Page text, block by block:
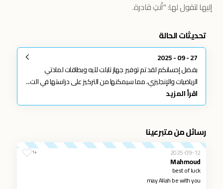
إليها لتقول لها: "أنتِ قادرة.
تحديثات الحالة
27 - 09 - 2025
بفضل إحسانكم لقد تم توفير جهاز تابلت لآيه وبطاقات لمادتي
الرياضيات والإنجليزي، مما سيمكنها من التركيز على دراستها في الت...
اقرأ المزيد
رسائل من متبرعينا
2025-09-12
+1
Mahmoud
best of luck
may Allah be with you